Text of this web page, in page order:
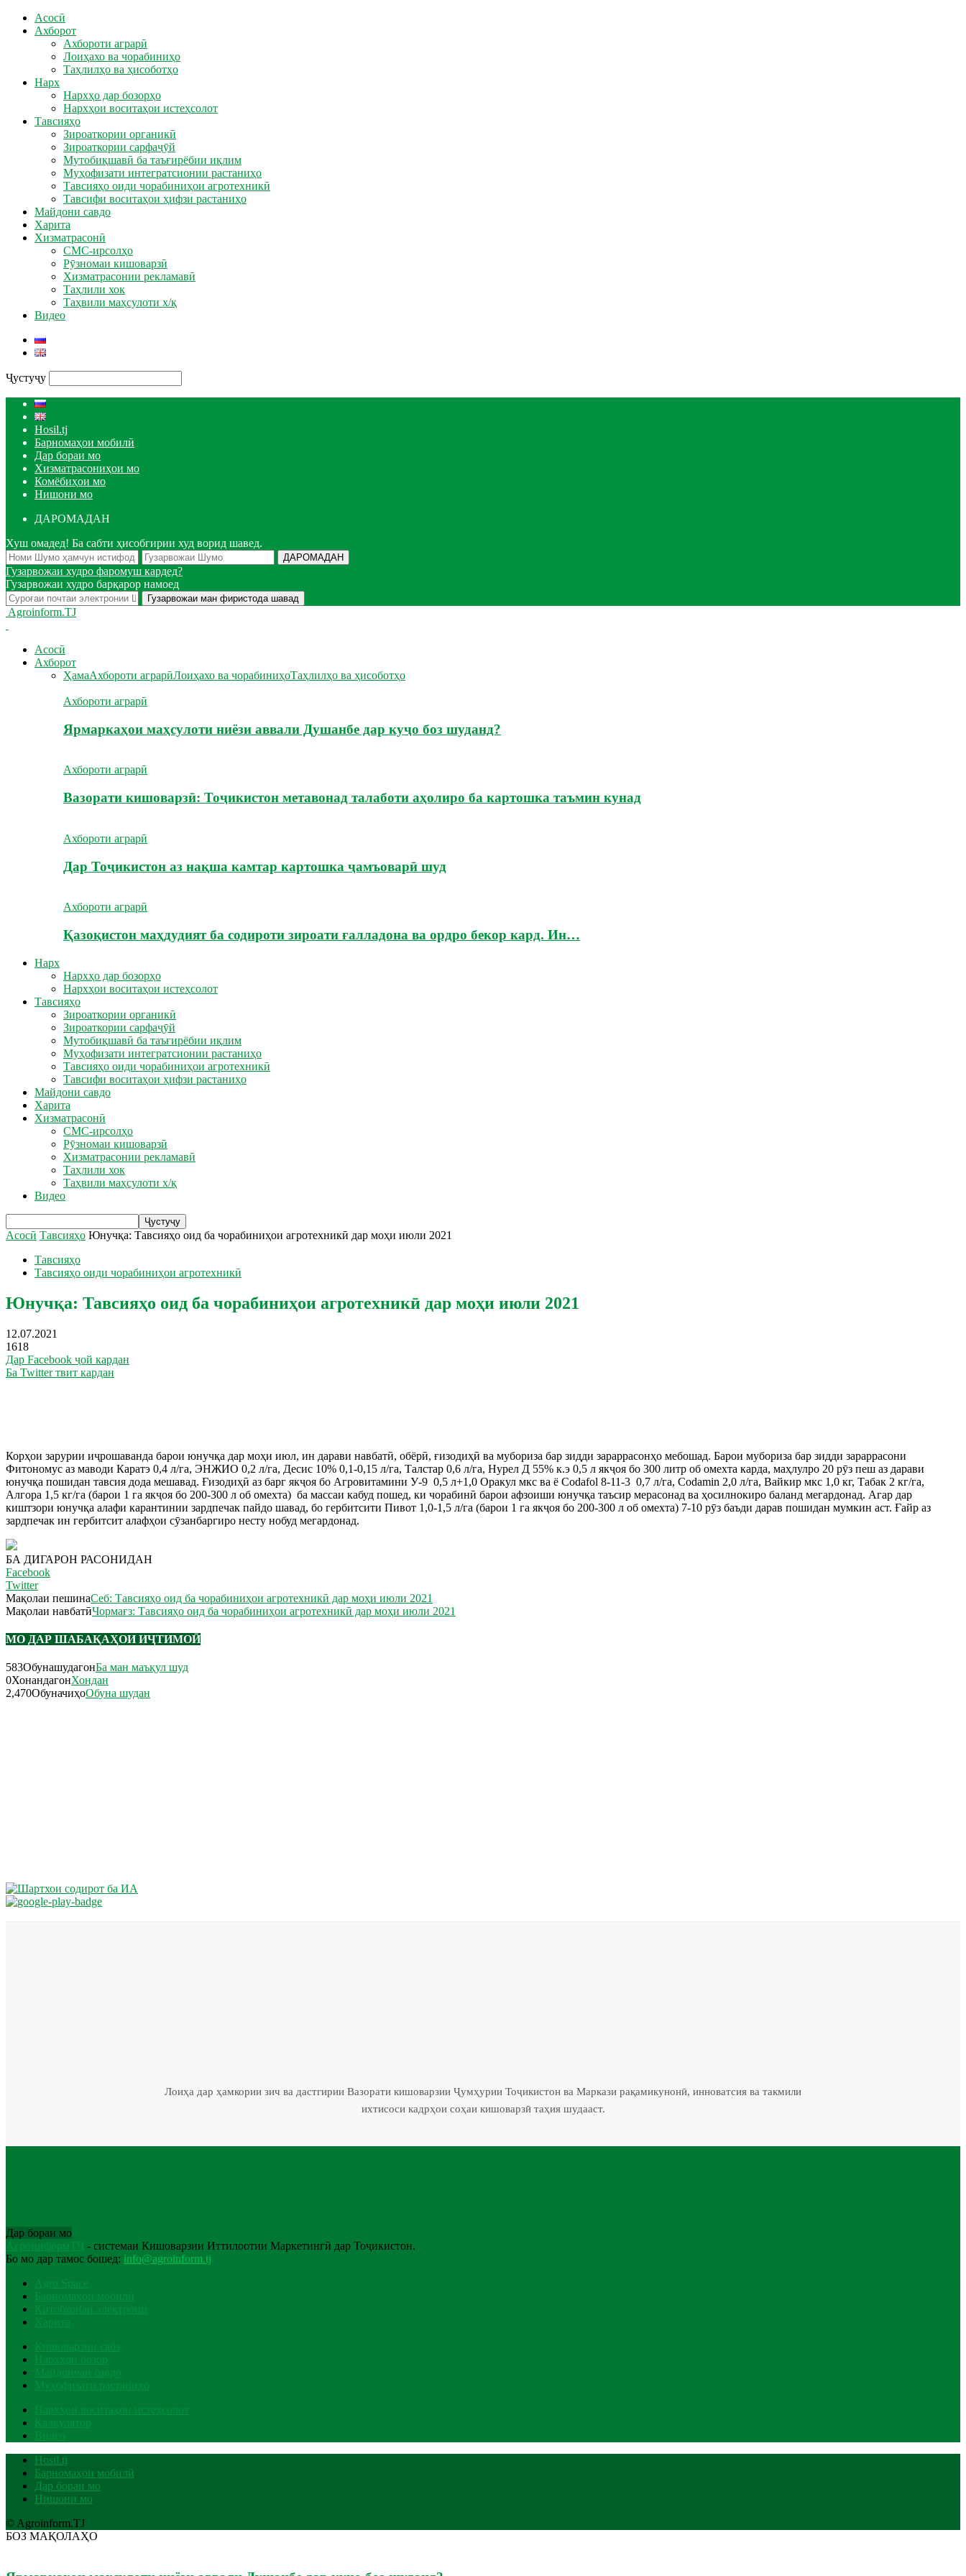
Асосӣ
Ахборот
Ахбороти аграрӣ
Лоиҳахо ва чорабиниҳо
Таҳлилҳо ва ҳисоботҳо
Нарх
Нархҳо дар бозорҳо
Нархҳои воситаҳои истеҳсолот
Тавсияҳо
Зироаткории органикӣ
Зироаткории сарфаҷӯй
Мутобиқшавӣ ба таъғирёбии иқлим
Муҳофизати интегратсионии растаниҳо
Тавсияҳо оиди чорабиниҳои агротехникӣ
Тавсифи воситаҳои ҳифзи растаниҳо
Майдони савдо
Харита
Хизматрасонӣ
СМС-ирсолҳо
Рӯзномаи кишоварзӣ
Хизматрасонии рекламавӣ
Таҳлили хок
Таҳвили маҳсулоти х/қ
Видео
Ҷустуҷу
Hosil.tj
Барномаҳои мобилӣ
Дар бораи мо
Хизматрасониҳои мо
Комёбиҳои мо
Нишони мо
ДАРОМАДАН
Хуш омадед! Ба сабти ҳисобгирии худ ворид шавед.
Гузарвожаи худро фаромуш кардед?
Гузарвожаи худро барқарор намоед
Agroinform.TJ
Асосӣ
Ахборот
ҲамаАхбороти аграрӣЛоиҳахо ва чорабиниҳоТаҳлилҳо ва ҳисоботҳо
Ахбороти аграрӣ
Ярмаркаҳои маҳсулоти ниёзи аввали Душанбе дар куҷо боз шуданд?
Ахбороти аграрӣ
Вазорати кишоварзӣ: Тоҷикистон метавонад талаботи аҳолиро ба картошка таъмин кунад
Ахбороти аграрӣ
Дар Тоҷикистон аз нақша камтар картошка ҷамъоварӣ шуд
Ахбороти аграрӣ
Қазоқистон маҳдудият ба содироти зироати ғалладона ва ордро бекор кард. Ин…
Нарх
Нархҳо дар бозорҳо
Нархҳои воситаҳои истеҳсолот
Тавсияҳо
Зироаткории органикӣ
Зироаткории сарфаҷӯй
Мутобиқшавӣ ба таъғирёбии иқлим
Муҳофизати интегратсионии растаниҳо
Тавсияҳо оиди чорабиниҳои агротехникӣ
Тавсифи воситаҳои ҳифзи растаниҳо
Майдони савдо
Харита
Хизматрасонӣ
СМС-ирсолҳо
Рӯзномаи кишоварзӣ
Хизматрасонии рекламавӣ
Таҳлили хок
Таҳвили маҳсулоти х/қ
Видео
Асосӣ Тавсияҳо Юнучқа: Тавсияҳо оид ба чорабиниҳои агротехникӣ дар моҳи июли 2021
Тавсияҳо
Тавсияҳо оиди чорабиниҳои агротехникӣ
Юнучқа: Тавсияҳо оид ба чорабиниҳои агротехникӣ дар моҳи июли 2021
12.07.2021
1618
Дар Facebook ҷой кардан
Ба Twitter твит кардан
Корҳои зарурии иҷрошаванда барои юнучқа дар моҳи июл, ин дарави навбатӣ, обёрӣ, ғизодиҳӣ ва мубориза бар зидди зараррасонҳо мебошад. Барои мубориза бар зидди зараррасони
Фитономус аз маводи Каратэ 0,4 л/га, ЭНЖИО 0,2 л/га, Десис 10% 0,1-0,15 л/га, Талстар 0,6 л/га, Нурел Д 55% к.э 0,5 л якҷоя бо 300 литр об омехта карда, маҳлулро 20 рӯз пеш аз дарави
юнучқа пошидан тавсия дода мешавад. Ғизодиҳӣ аз барг якҷоя бо Агровитамини У-9 0,5 л+1,0 Оракул мкс ва ё Codafol 8-11-3 0,7 л/га, Codamin 2,0 л/га, Вайкир мкс 1,0 кг, Табак 2 кг/га,
Алгора 1,5 кг/га (барои 1 га якҷоя бо 200-300 л об омехта) ба массаи кабуд пошед, ки чорабинӣ барои афзоиши юнучқа таъсир мерасонад ва ҳосилнокиро баланд мегардонад. Агар дар
киштзори юнучқа алафи карантинии зардпечак пайдо шавад, бо гербитсити Пивот 1,0-1,5 л/га (барои 1 га якҷоя бо 200-300 л об омехта) 7-10 рӯз баъди дарав пошидан мумкин аст. Ғайр аз
зардпечак ин гербитсит алафҳои сӯзанбаргиро несту нобуд мегардонад.
БА ДИГАРОН РАСОНИДАН
Facebook
Twitter
Мақолаи пешинаСеб: Тавсияҳо оид ба чорабиниҳои агротехникӣ дар моҳи июли 2021
Мақолаи навбатӣЧормағз: Тавсияҳо оид ба чорабиниҳои агротехникӣ дар моҳи июли 2021
МО ДАР ШАБАҚАҲОИ ИҶТИМОӢ
583ОбунашудагонБа ман маъқул шуд
0ХонандагонХондан
2,470ОбуначиҳоОбуна шудан
Лоиҳа дар ҳамкории зич ва дастгирии Вазорати кишоварзии Ҷумҳурии Тоҷикистон ва Маркази рақамикунонӣ, инноватсия ва такмили
ихтисоси кадрҳои соҳаи кишоварзӣ таҳия шудааст.
Дар бораи мо
АгроинформТҶ - системаи Кишоварзии Иттилоотии Маркетингӣ дар Тоҷикистон.
Бо мо дар тамос бошед: info@agroinform.tj
Agro Space
Барномаҳои мобилӣ
Китобхонаи электронӣ
Харита
Кишоварзии сабз
Нархҳои бозор
Майдончаи савдо
Муҳофизати растаниҳо
Нархҳои воситаҳои истеҳсолот
Калкулятор
Видео
Hosil.tj
Барномаҳои мобилӣ
Дар бораи мо
Нишони мо
© Agroinform.TJ
БОЗ МАҚОЛАҲО